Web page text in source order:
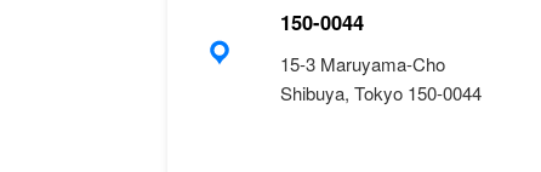
150-0044
15-3 Maruyama-Cho
Shibuya, Tokyo 150-0044